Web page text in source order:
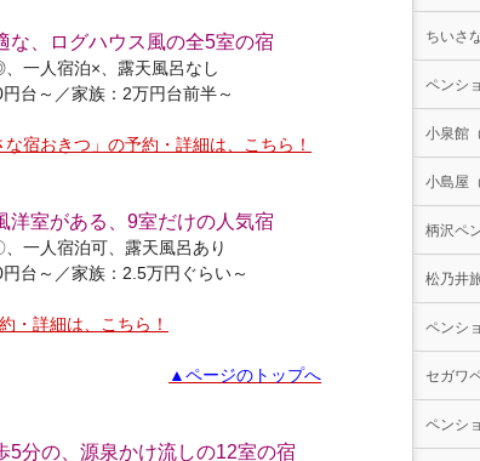
な、ログハウス風の全5室の宿
一人宿泊×、露天風呂なし
台～／家族：2万円台前半～
宿おきつ」の予約・詳細は、こちら！
洋室がある、9室だけの人気宿
一人宿泊可、露天風呂あり
台～／家族：2.5万円ぐらい～
詳細は、こちら！
▲ページのトップへ
5分の、源泉かけ流しの12室の宿
ちいさ
ペンシ
小泉館
小島屋
柄沢ペ
松乃井
ペンシ
セガワ
ペンシ